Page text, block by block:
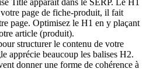
Title apparaît dans le SERP. Le H1
page de fiche-produit, il fait
page. Optimisez le H1 en y plaçant
article (produit).
structurer le contenu de votre
apprécie beaucoup les balises H2.
donner une forme de cohérence à